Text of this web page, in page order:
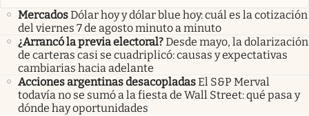
MercadosDólar hoy y dólar blue hoy: cuál es la cotización
del viernes 7 de agosto minuto a minuto
¿Arrancó la previa electoral?Desde mayo, la dolarización
de carteras casi se cuadriplicó: causas y expectativas
cambiarias hacia adelante
Acciones argentinas desacopladasEl S&P Merval
todavía no se sumó a la fiesta de Wall Street: qué pasa y
dónde hay oportunidades